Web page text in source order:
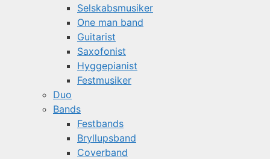
Selskabsmusiker
One man band
Guitarist
Saxofonist
Hyggepianist
Festmusiker
Duo
Bands
Festbands
Bryllupsband
Coverband